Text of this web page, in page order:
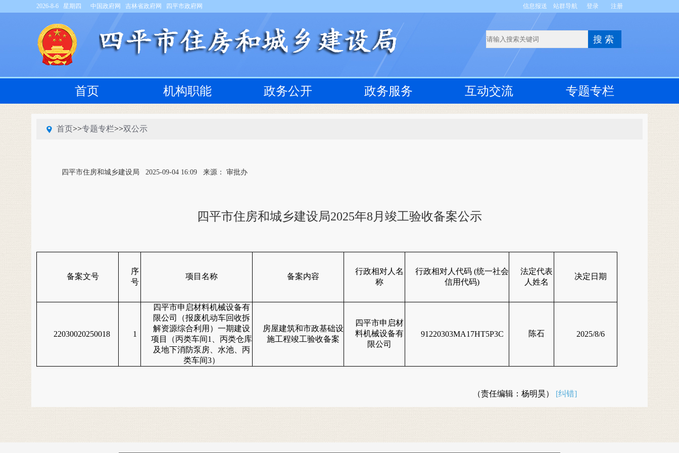
2026-8-6 星期四 中国政府网 吉林省政府网 四平市政府网 信息报送 站群导航 登录 注册
首页 机构职能 政务公开 政务服务 互动交流 专题专栏
首页>>专题专栏>>双公示
四平市住房和城乡建设局 2025-09-04 16:09 来源： 审批办
四平市住房和城乡建设局2025年8月竣工验收备案公示
备案文号
序
号
项目名称 备案内容
行政相对人名
称
行政相对人代码 (统一社会
信用代码)
法定代表
人姓名
决定日期
22030020250018 1
四平市申启材料机械设备有
限公司（报废机动车回收拆
解资源综合利用）一期建设
项目（丙类车间1
、丙类仓库
及地下消防泵房、水池、丙
类车间3）
房屋建筑和市政基础设
施工程竣工验收备案
四平市申启材
料机械设备有
限公司
91220303MA17HT5P3C 陈石 2025/8/6
（责任编辑：杨明昊） [纠错]